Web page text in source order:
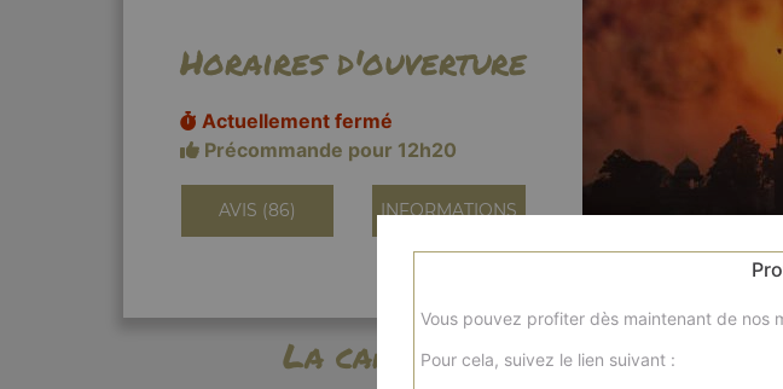
Horaires d'ouverture
Actuellement fermé
Précommande pour 12h20
AVIS (86) INFORMATIONS
La carte
Vous pouvez profiter dès maintenant de nos
Pour cela, suivez le lien suivant :